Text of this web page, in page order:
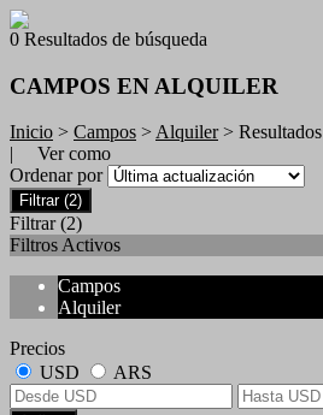
0 Resultados de búsqueda
CAMPOS EN ALQUILER
Inicio > Campos >Alquiler> Resultados
| Ver como
Ordenar por
Filtrar (2)
Filtrar (2)
Filtros Activos
Campos
Alquiler
Precios
USD
ARS